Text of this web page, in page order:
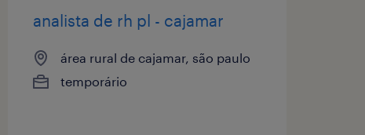
analista de rh pl - cajamar
área rural de cajamar, são paulo
temporário